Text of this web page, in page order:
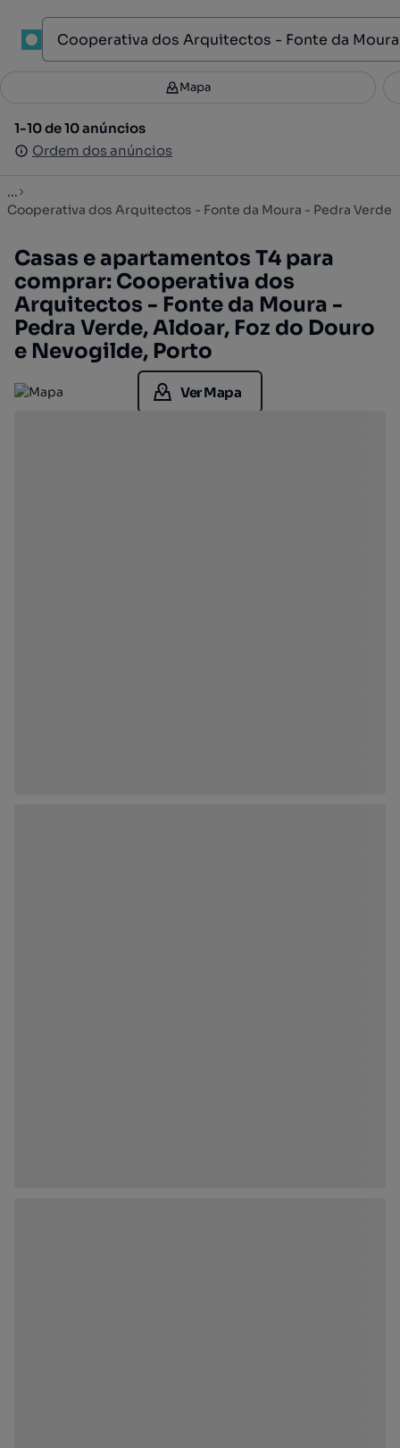
Filtros 2
1-10 de 10 anúncios
Ordem dos anúncios
Mapa
1-10 de 10 anúncios
Ordem dos anúncios
...
Cooperativa dos Arquitectos - Fonte da Moura - Pedra Verde
Casas e apartamentos T4 para
comprar: Cooperativa dos
Arquitectos - Fonte da Moura -
Pedra Verde, Aldoar, Foz do Douro
e Nevogilde, Porto
Ver Mapa